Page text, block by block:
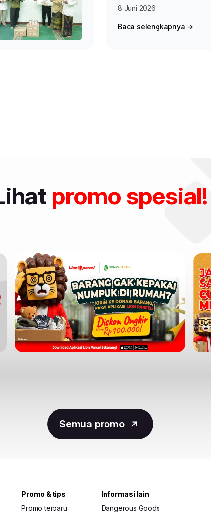
MINIPACK untuk
Ringan
8 Juni 2026
Baca selengkapnya →
promo spesial!
Semua promo
Promo & tips
Promo terbaru
Informasi lain
Dangerous Goods